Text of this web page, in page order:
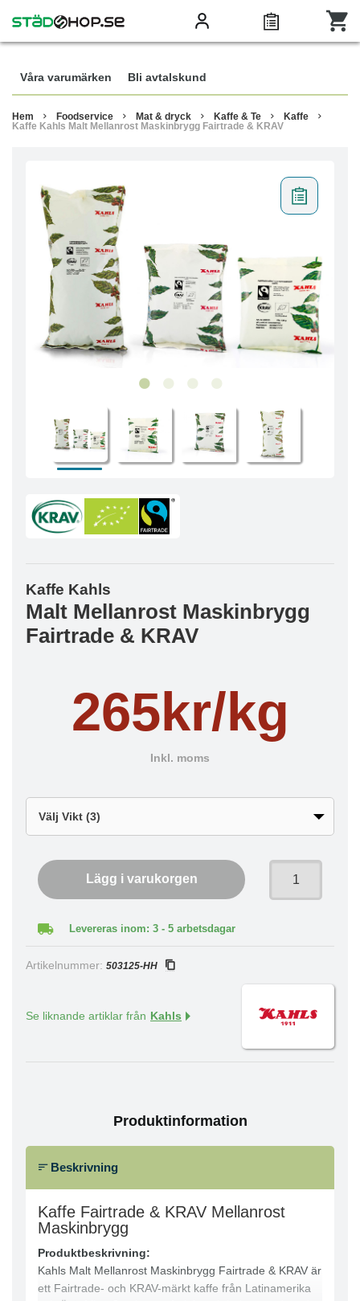
Våra varumärken Bli avtalskund
Hem Foodservice Mat & dryck Kaffe & Te
Kaffe
Kaffe Kahls Malt Mellanrost Maskinbrygg Fairtrade & KRAV
Kaffe Kahls
Malt Mellanrost Maskinbrygg
Fairtrade & KRAV
265kr/kg
Inkl. moms
Lägg i varukorgen
Levereras inom: 3 - 5 arbetsdagar
Artikelnummer: 503125-HH
Se liknande artiklar från Kahls
Produktinformation
Beskrivning
Kaffe Fairtrade & KRAV Mellanrost
Maskinbrygg
Produktbeskrivning:
Kahls Malt Mellanrost Maskinbrygg Fairtrade & KRAV är
ett Fairtrade- och KRAV-märkt kaffe från Latinamerika